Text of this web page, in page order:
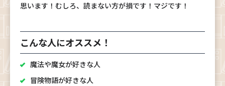
思います！むしろ、読まない方が損です！マジです！
こんな人にオススメ！
魔法や魔女が好きな人
冒険物語が好きな人